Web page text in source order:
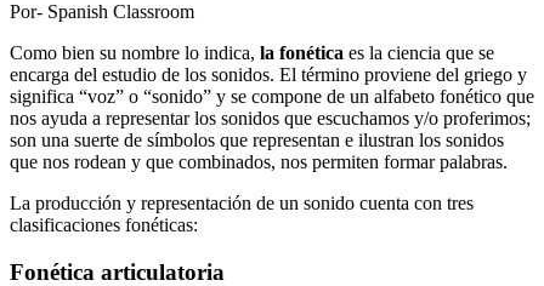
Por- Spanish Classroom
Como bien su nombre lo indica, la fonética es la ciencia que se
encarga del estudio de los sonidos. El término proviene del griego y
significa “voz” o “sonido” y se compone de un alfabeto fonético que
nos ayuda a representar los sonidos que escuchamos y/o proferimos;
son una suerte de símbolos que representan e ilustran los sonidos
que nos rodean y que combinados, nos permiten formar palabras.
La producción y representación de un sonido cuenta con tres
clasificaciones fonéticas:
Fonética articulatoria